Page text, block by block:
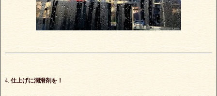
4. 仕上げに潤滑剤を！